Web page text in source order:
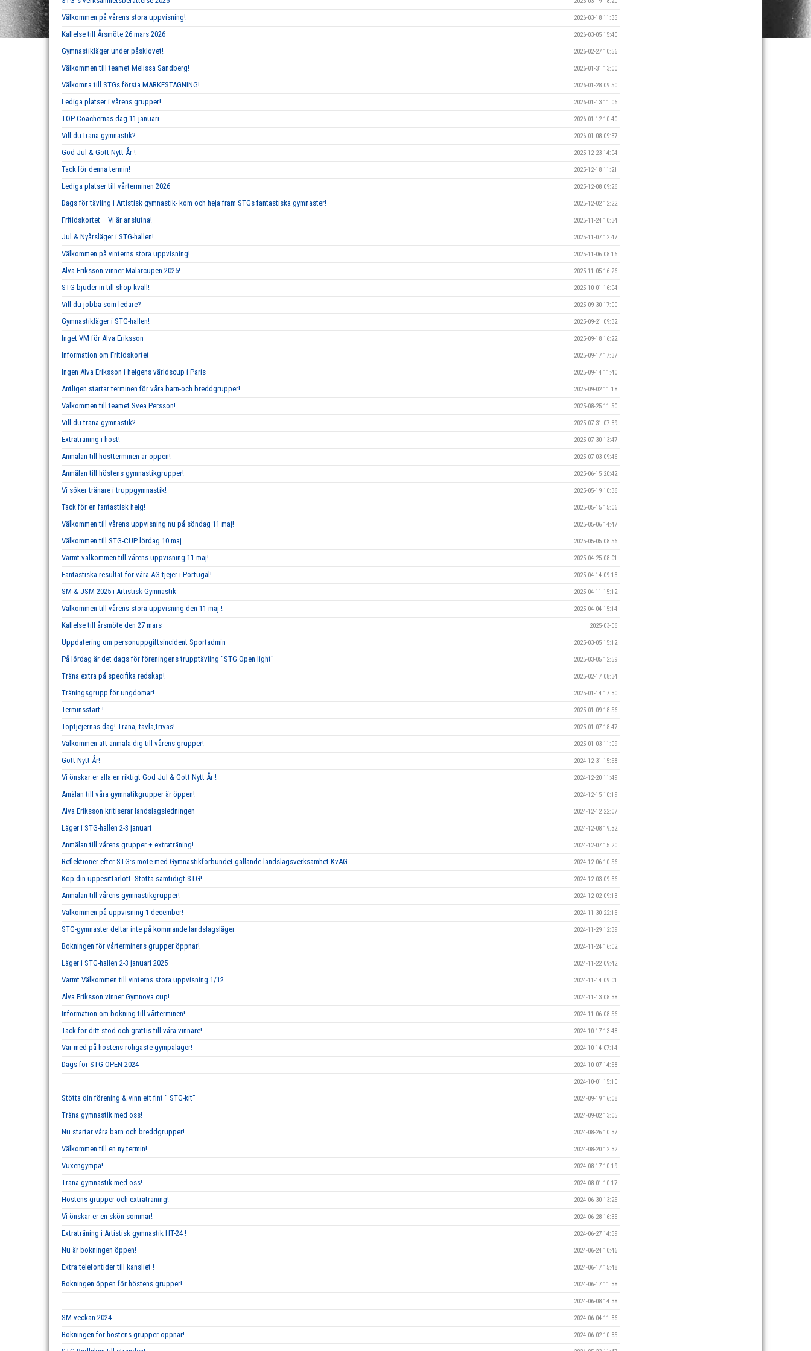
Välkommen på vårens stora uppvisning! 2026-03-18 11:35
Kallelse till Årsmöte 26 mars 2026 2026-03-05 15:40
Gymnastikläger under påsklovet! 2026-02-27 10:56
Välkommen till teamet Melissa Sandberg! 2026-01-31 13:00
Välkomna till STGs första MÄRKESTAGNING! 2026-01-28 09:50
Lediga platser i vårens grupper! 2026-01-13 11:06
TOP-Coachernas dag 11 januari 2026-01-12 10:40
Vill du träna gymnastik? 2026-01-08 09:37
God Jul & Gott Nytt År ! 2025-12-23 14:04
Tack för denna termin! 2025-12-18 11:21
Lediga platser till vårterminen 2026 2025-12-08 09:26
Dags för tävling i Artistisk gymnastik- kom och heja fram STGs fantastiska gymnaster! 2025-12-02 12:22
Fritidskortet – Vi är anslutna! 2025-11-24 10:34
Jul & Nyårsläger i STG-hallen! 2025-11-07 12:47
Välkommen på vinterns stora uppvisning! 2025-11-06 08:16
Alva Eriksson vinner Mälarcupen 2025! 2025-11-05 16:26
STG bjuder in till shop-kväll! 2025-10-01 16:04
Vill du jobba som ledare? 2025-09-30 17:00
Gymnastikläger i STG-hallen! 2025-09-21 09:32
Inget VM för Alva Eriksson 2025-09-18 16:22
Information om Fritidskortet 2025-09-17 17:37
Ingen Alva Eriksson i helgens världscup i Paris 2025-09-14 11:40
Äntligen startar terminen för våra barn-och breddgrupper! 2025-09-02 11:18
Välkommen till teamet Svea Persson! 2025-08-25 11:50
Vill du träna gymnastik? 2025-07-31 07:39
Extraträning i höst! 2025-07-30 13:47
Anmälan till höstterminen är öppen! 2025-07-03 09:46
Anmälan till höstens gymnastikgrupper! 2025-06-15 20:42
Vi söker tränare i truppgymnastik! 2025-05-19 10:36
Tack för en fantastisk helg! 2025-05-15 15:06
Välkommen till vårens uppvisning nu på söndag 11 maj! 2025-05-06 14:47
Välkommen till STG-CUP lördag 10 maj. 2025-05-05 08:56
Varmt välkommen till vårens uppvisning 11 maj! 2025-04-25 08:01
Fantastiska resultat för våra AG-tjejer i Portugal! 2025-04-14 09:13
SM & JSM 2025 i Artistisk Gymnastik 2025-04-11 15:12
Välkommen till vårens stora uppvisning den 11 maj ! 2025-04-04 15:14
Kallelse till årsmöte den 27 mars 2025-03-06
Uppdatering om personuppgiftsincident Sportadmin 2025-03-05 15:12
På lördag är det dags för föreningens trupptävling "STG Open light" 2025-03-05 12:59
Träna extra på specifika redskap! 2025-02-17 08:34
Träningsgrupp för ungdomar! 2025-01-14 17:30
Terminsstart ! 2025-01-09 18:56
Toptjejernas dag! Träna, tävla,trivas! 2025-01-07 18:47
Välkommen att anmäla dig till vårens grupper! 2025-01-03 11:09
Gott Nytt År! 2024-12-31 15:58
Vi önskar er alla en riktigt God Jul & Gott Nytt År ! 2024-12-20 11:49
Amälan till våra gymnatikgrupper är öppen! 2024-12-15 10:19
Alva Eriksson kritiserar landslagsledningen 2024-12-12 22:07
Läger i STG-hallen 2-3 januari 2024-12-08 19:32
Anmälan till vårens grupper + extraträning! 2024-12-07 15:20
Reflektioner efter STG:s möte med Gymnastikförbundet gällande landslagsverksamhet KvAG 2024-12-06 10:56
Köp din uppesittarlott -Stötta samtidigt STG! 2024-12-03 09:36
Anmälan till vårens gymnastikgrupper! 2024-12-02 09:13
Välkommen på uppvisning 1 december! 2024-11-30 22:15
STG-gymnaster deltar inte på kommande landslagsläger 2024-11-29 12:39
Bokningen för vårterminens grupper öppnar! 2024-11-24 16:02
Läger i STG-hallen 2-3 januari 2025 2024-11-22 09:42
Varmt Välkommen till vinterns stora uppvisning 1/12. 2024-11-14 09:01
Alva Eriksson vinner Gymnova cup! 2024-11-13 08:38
Information om bokning till vårterminen! 2024-11-06 08:56
Tack för ditt stöd och grattis till våra vinnare! 2024-10-17 13:48
Var med på höstens roligaste gympaläger! 2024-10-14 07:14
Dags för STG OPEN 2024 2024-10-07 14:58
2024-10-01 15:10
Stötta din förening & vinn ett fint " STG-kit" 2024-09-19 16:08
Träna gymnastik med oss! 2024-09-02 13:05
Nu startar våra barn och breddgrupper! 2024-08-26 10:37
Välkommen till en ny termin! 2024-08-20 12:32
Vuxengympa! 2024-08-17 10:19
Träna gymnastik med oss! 2024-08-01 10:17
Höstens grupper och extraträning! 2024-06-30 13:25
Vi önskar er en skön sommar! 2024-06-28 16:35
Extraträning i Artistisk gymnastik HT-24 ! 2024-06-27 14:59
Nu är bokningen öppen! 2024-06-24 10:46
Extra telefontider till kansliet ! 2024-06-17 15:48
Bokningen öppen för höstens grupper! 2024-06-17 11:38
2024-06-08 14:38
SM-veckan 2024 2024-06-04 11:36
Bokningen för höstens grupper öppnar! 2024-06-02 10:35